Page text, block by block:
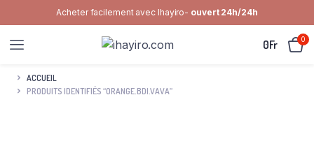
Acheter facilement avec Ihayiro- ouvert 24h/24h
0Fr 0
ACCUEIL
PRODUITS IDENTIFIÉS “ORANGE.BDI.VAVA”